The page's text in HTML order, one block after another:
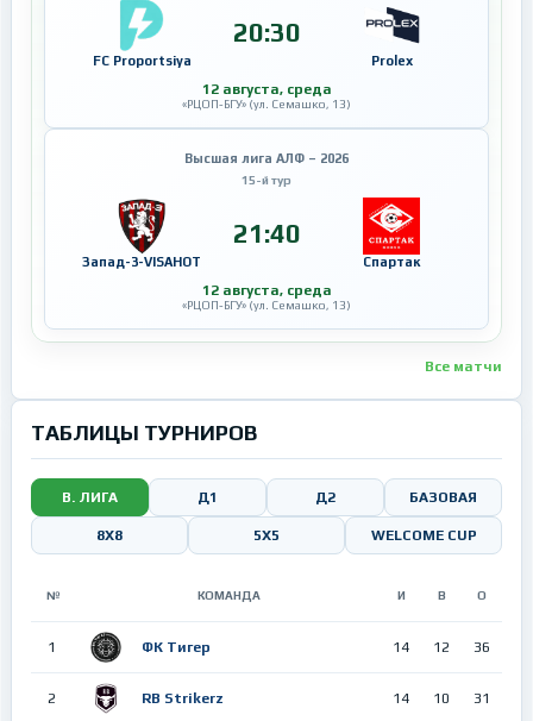
FC Proportsiya
20:30
Prolex
12 августа, среда
«РЦОП-БГУ» (ул. Семашко, 13)
Высшая лига АЛФ – 2026
15-й тур
Запад-3-VISAHOT
21:40
Спартак
12 августа, среда
«РЦОП-БГУ» (ул. Семашко, 13)
Все матчи
ТАБЛИЦЫ ТУРНИРОВ
В. ЛИГА Д1 Д2 БАЗОВАЯ
8Х8 5X5 WELCOME CUP
№ КОМАНДА И В О
1 ФК Тигер 14 12 36
2 RB Strikerz 14 10 31